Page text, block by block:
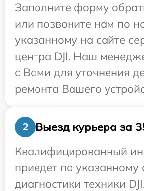
Заполните форму
или позвоните нам по
указанному на сайте
центра DJI. Наш
с Вами для уточнения
ремонта Вашего
2
Выезд курьера за
Квалифицированный
приедет по указанному
диагностики техники